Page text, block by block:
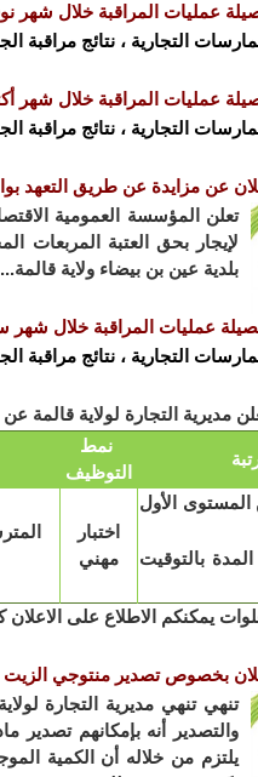
عمليات المراقبة خلال شهر نوفمبر
التجارية ، نتائج
عمليات المراقبة خلال شهر أكتوبر
التجارية ، نتائج
عن مزايدة عن طريق التعهد
تعلن المؤسسة العمومية
لإيجار بحق العتبة المربعات
بلدية عين بن بيضاء ولاية
عمليات المراقبة خلال شهر
التجارية ، نتائج
مديرية التجارة لولاية قالمة عن
نمط
التوظيف
اختبار
مهني
الأول
بالتوقيت
يمكنكم الاطلاع على الاعلان
بخصوص تصدير منتوجي الزيت
تنهي تنهي مديرية التجارة
والتصدير أنه بإمكانهم
يلتزم من خلاله أن الكمية